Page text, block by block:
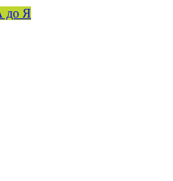
до Я